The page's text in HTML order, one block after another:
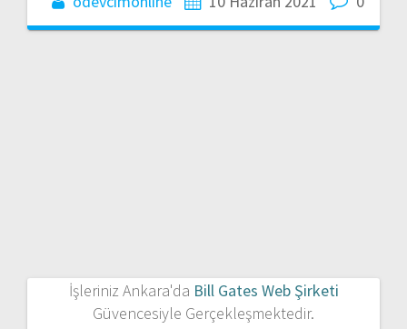
İşleriniz Ankara'da Bill Gates Web Şirketi
Güvencesiyle Gerçekleşmektedir.